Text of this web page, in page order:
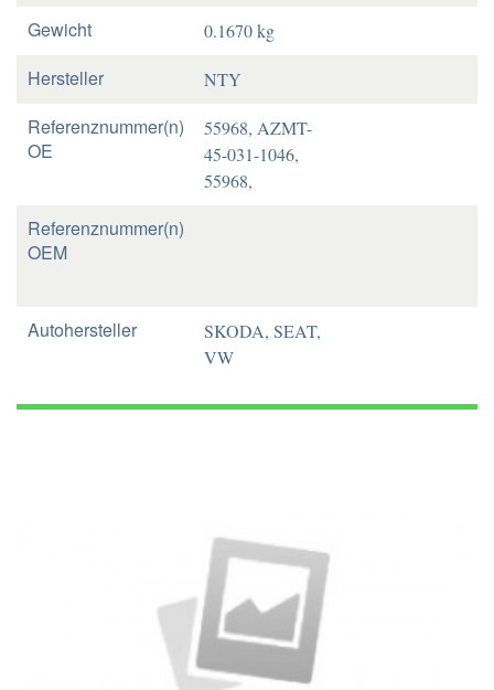
Gewicht 0.1670 kg
Hersteller NTY
Referenznummer(n)
OE
55968, AZMT-
45-031-1046,
55968,
Referenznummer(n)
OEM
Autohersteller
SKODA, SEAT,
VW